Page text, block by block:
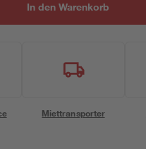
In den Warenkorb
Miettransporter